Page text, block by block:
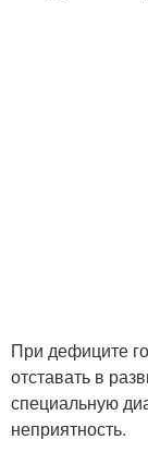
При дефиците
отставать в
специальную
неприятность.